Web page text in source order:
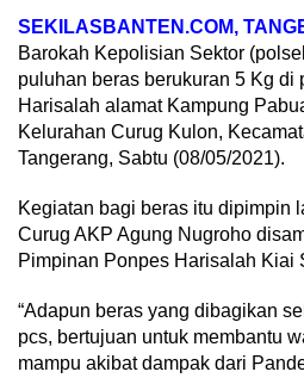
SEKILASBANTEN.COM,
Barokah Kepolisian Sektor
puluhan beras berukuran 5 Kg di
Harisalah alamat Kampung
Kelurahan Curug Kulon,
Tangerang, Sabtu (08/05/2021).
Kegiatan bagi beras itu dipimpin
Curug AKP Agung Nugroho
Pimpinan Ponpes Harisalah Kiai
“Adapun beras yang dibagikan
pcs, bertujuan untuk membantu
mampu akibat dampak dari